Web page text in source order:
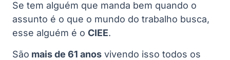
Se tem alguém que manda bem quando o
assunto é o que o mundo do trabalho busca,
esse alguém é o CIEE.
São mais de 61 anos vivendo isso todos os